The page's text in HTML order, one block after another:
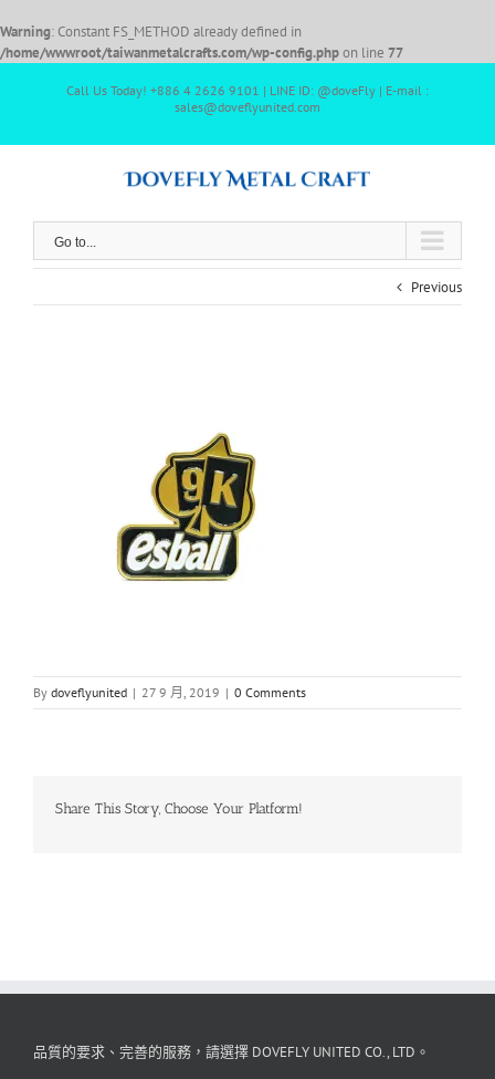
Warning: Constant FS_METHOD already defined in
/home/wwwroot/taiwanmetalcrafts.com/wp-config.phpon line 77
Call Us Today! +886 4 2626 9101 | LINE ID: @doveFly | E-mail :
sales@doveflyunited.com
Go to...
Previous
By doveflyunited | 27 9 月, 2019 | 0 Comments
Share This Story, Choose Your Platform!
品質的要求、完善的服務，請選擇 DOVEFLY UNITED CO., LTD。